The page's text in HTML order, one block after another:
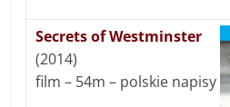
Secrets of Westminster
(2014)
film – 54m – polskie napisy